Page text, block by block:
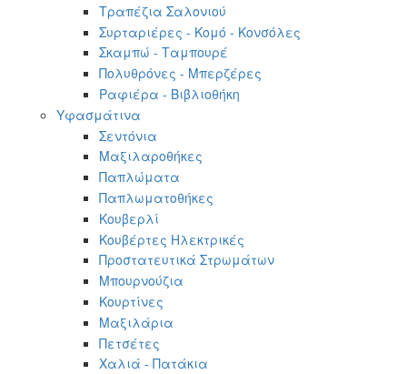
Τραπέζια Σαλονιού
Συρταριέρες - Κομό - Κονσόλες
Σκαμπώ - Ταμπουρέ
Πολυθρόνες - Μπερζέρες
Ραφιέρα - Βιβλιοθήκη
Υφασμάτινα
Σεντόνια
Μαξιλαροθήκες
Παπλώματα
Παπλωματοθήκες
Κουβερλί
Κουβέρτες Ηλεκτρικές
Προστατευτικά Στρωμάτων
Μπουρνούζια
Κουρτίνες
Μαξιλάρια
Πετσέτες
Χαλιά - Πατάκια